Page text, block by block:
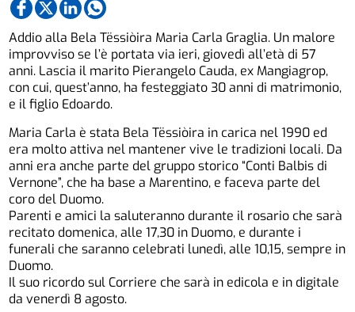
Addio alla Bela Tëssiòira Maria Carla Graglia. Un malore
improvviso se l’è portata via ieri, giovedì all’età di 57
anni. Lascia il marito Pierangelo Cauda, ex Mangiagrop,
con cui, quest’anno, ha festeggiato 30 anni di matrimonio,
e il figlio Edoardo.
Maria Carla è stata Bela Tëssiòira in carica nel 1990 ed
era molto attiva nel mantener vive le tradizioni locali. Da
anni era anche parte del gruppo storico “Conti Balbis di
Vernone”, che ha base a Marentino, e faceva parte del
coro del Duomo.
Parenti e amici la saluteranno durante il rosario che sarà
recitato domenica, alle 17,30 in Duomo, e durante i
funerali che saranno celebrati lunedì, alle 10,15, sempre in
Duomo.
Il suo ricordo sul Corriere che sarà in edicola e in digitale
da venerdì 8 agosto.